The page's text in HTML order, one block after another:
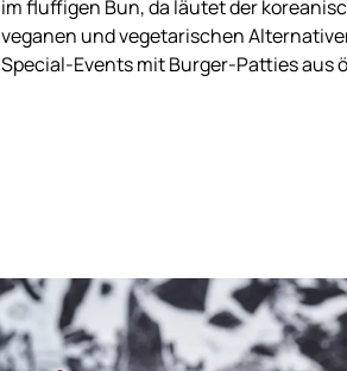
im fluffigen Bun, da läutet der
veganen und vegetarischen
Special-Events mit Burger-Patties aus